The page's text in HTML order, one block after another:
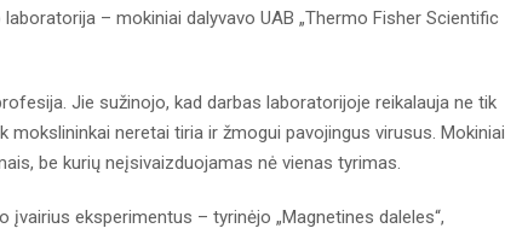
– mokiniai dalyvavo UAB „Thermo Fisher Scientific
Jie sužinojo, kad darbas laboratorijoje reikalauja ne tik
neretai tiria ir žmogui pavojingus virusus. Mokiniai
be kurių neįsivaizduojamas nė vienas tyrimas.
eksperimentus – tyrinėjo „Magnetines daleles“,